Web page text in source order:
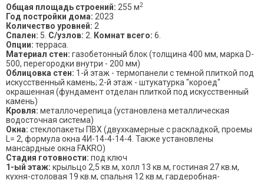
Общая площадь строений: 255 м2
Год постройки дома: 2023
Количество уровней: 2
Спален: 5. С/узлов: 2. Комнат всего: 6.
Опции: терраса.
Материал стен: газобетонный блок (толщина 400 мм, марка D-
500, перегородки внутри - 200 мм)
Облицовка стен: 1-й этаж - термопанели с темной плиткой под
искусственный камень; 2-й этаж - штукатурка "короед"
окрашенная (фундамент отделан плиткой под искусственный
камень)
Кровля: металлочерепица (установлена металлическая
водосточная система)
Окна: стеклопакеты ПВХ (двухкамерные с раскладкой, проемы
L= 2, формула окна 4И-14-4-14-4. Также установлены
мансардные окна FAKRO)
Стадия готовности: под ключ
1-ый этаж: крыльцо 2,5 кв.м, холл 13 кв.м, гостиная 27 кв.м,
кухня-столовая 19 кв.м, спальня 12 кв.м, гардеробная-